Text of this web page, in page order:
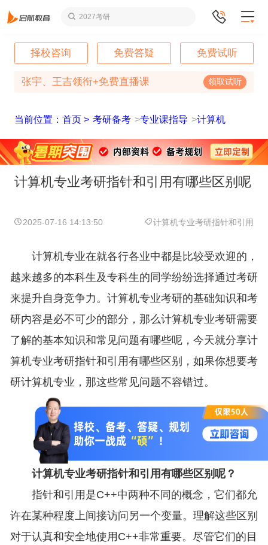
2027考研
择校咨询 免费答疑 免费试听
张宇、王吉领衔+免费直播课 领取试听
当前位置：首页 > 考研备考 >专业课指导 >计算机
计算机专业考研指针和引用有哪些区别呢
2025-07-16 14:13:50 计算机专业考研指针和引用
计算机专业在就各行各业中都是比较受欢迎的，
越来越多的本科生及专科生的同学纷纷选择通过考研
来提升自身竞争力。计算机专业考研的基础知识和考
研内容是必不可少的部分，那么计算机专业考研需要
了解的基本知识和常见问题有哪些呢，今天就分享计
算机专业考研指针和引用有哪些区别，如果你想要考
研计算机专业，那这些常见问题不容错过。
计算机专业考研指针和引用有哪些区别呢？
指针和引用是C++中两种不同的概念，它们都允
许在某种程度上间接访问另一个变量。理解这些区别
对于认真和安全地使用C++非常重要。尽管它们的目